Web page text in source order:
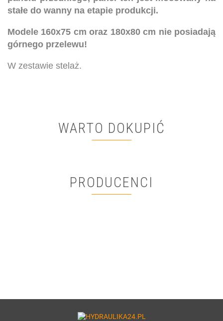
stałe do wanny na etapie produkcji.
Modele 160x75 cm oraz 180x80 cm nie posiadają
górnego przelewu!
W zestawie stelaż.
WARTO DOKUPIĆ
PRODUCENCI